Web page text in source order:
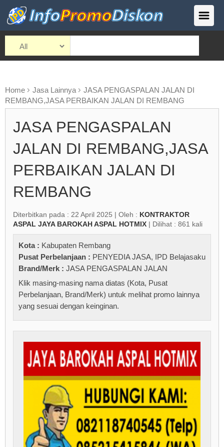
Home Jasa Lainnya
JASA PENGASPALAN JALAN DI
REMBANG,JASA PERBAIKAN JALAN DI REMBANG
JASA PENGASPALAN
JALAN DI REMBANG,JASA
PERBAIKAN JALAN DI
REMBANG
Diterbitkan pada : 22 April 2025 | Oleh : KONTRAKTOR
ASPAL JAYA BAROKAH ASPAL HOTMIX | Dilihat : 861 kali
Kota : Kabupaten Rembang
Pusat Perbelanjaan : PENYEDIA JASA, IPD Belajasaku
Brand/Merk : JASA PENGASPALAN JALAN
Klik masing-masing nama diatas (Kota, Pusat
Perbelanjaan, Brand/Merk) untuk melihat promo lainnya
yang sesuai dengan keinginan.